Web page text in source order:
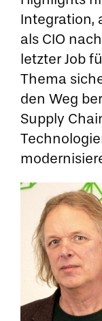
Integration,
als CIO
letzter Job
Thema
den Weg
Supply